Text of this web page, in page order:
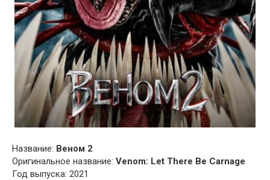
Название: Веном 2
Оригинальное название: Venom: Let There Be Carnage
Год выпуска: 2021